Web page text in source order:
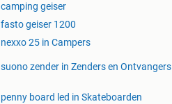
camping geiser
fasto geiser 1200
nexxo 25 in Campers
suono zender in Zenders en Ontvangers
penny board led in Skateboarden